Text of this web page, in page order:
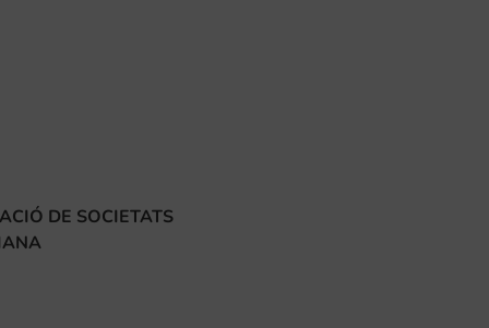
DE SOCIETATS